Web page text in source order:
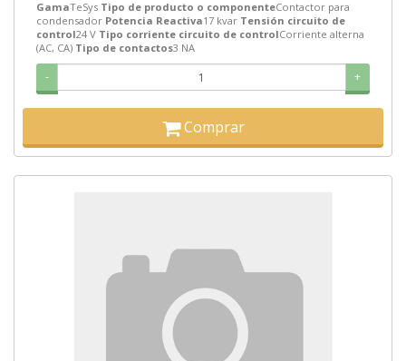
GamaTeSys Tipo de producto o componenteContactor para
condensador Potencia Reactiva17 kvar Tensión circuito de
control24 V Tipo corriente circuito de controlCorriente alterna
(AC, CA) Tipo de contactos3 NA
- +
Comprar